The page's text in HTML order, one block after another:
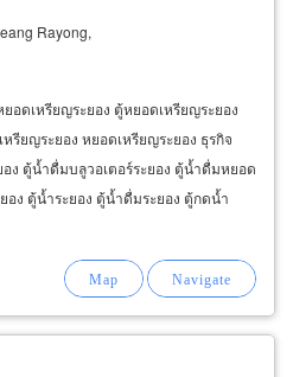
Rayong,
อดเหรียญระยอง ตู้หยอดเหรียญระยอง
รียญระยอง หยอดเหรียญระยอง ธุรกิจ
อง ตู้น้ำดื่มบลูวอเตอร์ระยอง ตู้น้ำดื่มหยอด
อง ตู้น้ำระยอง ตู้น้ำดื่มระยอง ตู้กดน้ำ